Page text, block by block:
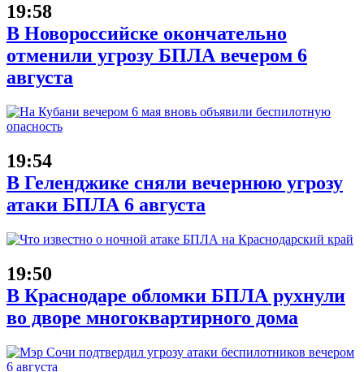
19:58
В Новороссийске окончательно
отменили угрозу БПЛА вечером 6
августа
19:54
В Геленджике сняли вечернюю угрозу
атаки БПЛА 6 августа
19:50
В Краснодаре обломки БПЛА рухнули
во дворе многоквартирного дома